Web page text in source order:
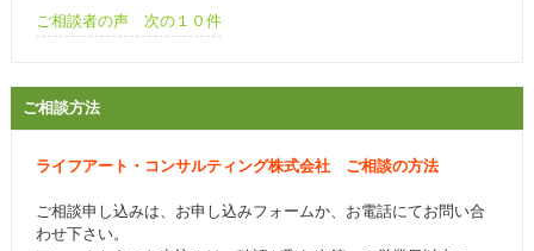
ご相談者の声 次の１０件
ご相談方法
ライフアート・コンサルティング株式会社 ご相談の方法
ご相談申し込みは、お申し込みフォームか、お電話にてお問い合
わせ下さい。